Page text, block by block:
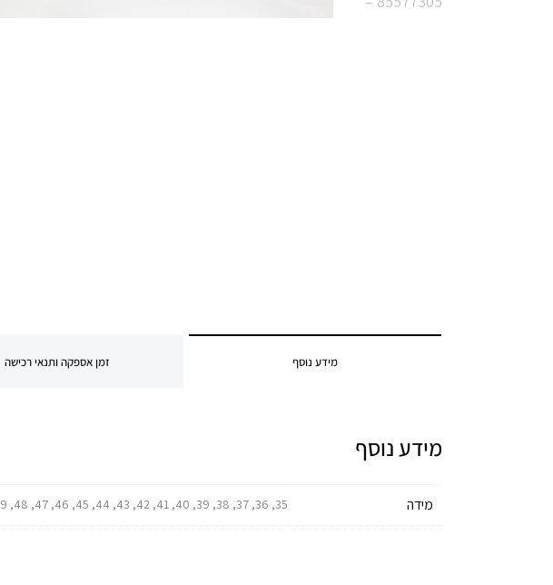
מידע נוסף זמן אספקה ותנאי רכישה
מידע נוסף
מידה 35, 36, 37, 38, 39, 40, 41, 42, 43, 44, 45, 46, 47, 48, 49